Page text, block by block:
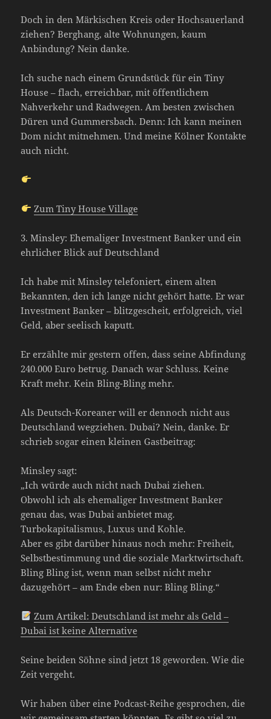
Doch in den Märkischen Kreis oder Hochsauerland
ziehen? Berghang, alte Wohnungen, kaum
Anbindung? Nein danke.
Ich suche nach einem Grundstück für ein Tiny
House – flach, erreichbar, mit öffentlichem
Nahverkehr und Radwegen. Am besten zwischen
Düren und Gummersbach. Denn: Ich kann meinen
Dom nicht mitnehmen. Und meine Kölner Kontakte
auch nicht.
Zum Tiny House Village
3. Minsley: Ehemaliger Investment Banker und ein
ehrlicher Blick auf Deutschland
Ich habe mit Minsley telefoniert, einem alten
Bekannten, den ich lange nicht gehört hatte. Er war
Investment Banker – blitzgescheit, erfolgreich, viel
Geld, aber seelisch kaputt.
Er erzählte mir gestern offen, dass seine Abfindung
240.000 Euro betrug. Danach war Schluss. Keine
Kraft mehr. Kein Bling-Bling mehr.
Als Deutsch-Koreaner will er dennoch nicht aus
Deutschland wegziehen. Dubai? Nein, danke. Er
schrieb sogar einen kleinen Gastbeitrag:
Minsley sagt:
„Ich würde auch nicht nach Dubai ziehen.
Obwohl ich als ehemaliger Investment Banker
genau das, was Dubai anbietet mag.
Turbokapitalismus, Luxus und Kohle.
Aber es gibt darüber hinaus noch mehr: Freiheit,
Selbstbestimmung und die soziale Marktwirtschaft.
Bling Bling ist, wenn man selbst nicht mehr
dazugehört – am Ende eben nur: Bling Bling.“
Zum Artikel: Deutschland ist mehr als Geld –
Dubai ist keine Alternative
Seine beiden Söhne sind jetzt 18 geworden. Wie die
Zeit vergeht.
Wir haben über eine Podcast-Reihe gesprochen, die